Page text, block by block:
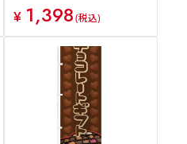
¥ 1,398(税込)